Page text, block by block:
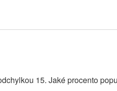
15. Jaké procento